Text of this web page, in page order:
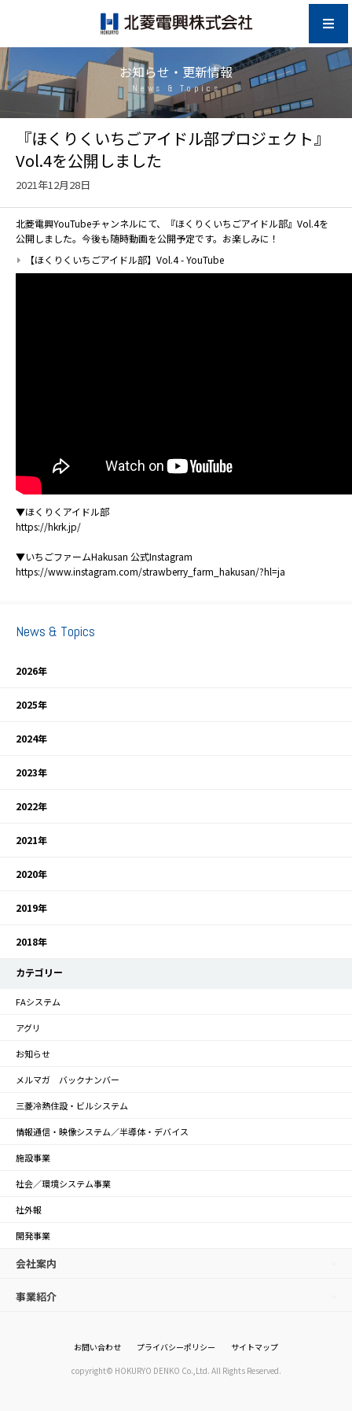
お知らせ・更新情報
News & Topics
『ほくりくいちごアイドル部プロジェクト』
Vol.4を公開しました
2021年12月28日
北菱電興YouTubeチャンネルにて、『ほくりくいちごアイドル部』Vol.4を
公開しました。今後も随時動画を公開予定です。お楽しみに！
【ほくりくいちごアイドル部】Vol.4 - YouTube
▼ほくりくアイドル部
https://hkrk.jp/
▼いちごファームHakusan 公式Instagram
https://www.instagram.com/strawberry_farm_hakusan/?hl=ja
News & Topics
2026年
2025年
2024年
2023年
2022年
2021年
2020年
2019年
2018年
カテゴリー
FAシステム
アグリ
お知らせ
メルマガ バックナンバー
三菱冷熱住設・ビルシステム
情報通信・映像システム／半導体・デバイス
施設事業
社会／環境システム事業
社外報
開発事業
会社案内
事業紹介
お問い合わせ プライバシーポリシー
サイトマップ
copyright© HOKURYO DENKO Co.,Ltd. All Rights Reserved.